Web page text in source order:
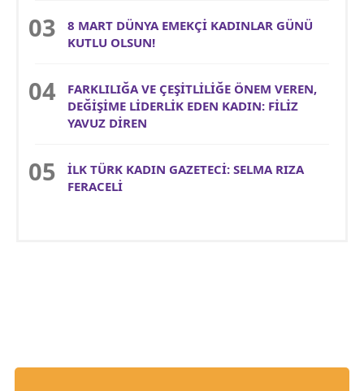
8 MART DÜNYA EMEKÇİ KADINLAR GÜNÜ
KUTLU OLSUN!
FARKLILIĞA VE ÇEŞİTLİLİĞE ÖNEM VEREN,
DEĞİŞİME LİDERLİK EDEN KADIN: FİLİZ
YAVUZ DİREN
İLK TÜRK KADIN GAZETECİ: SELMA RIZA
FERACELİ